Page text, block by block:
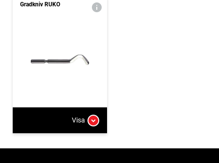
Gradkniv RUKO
Visa